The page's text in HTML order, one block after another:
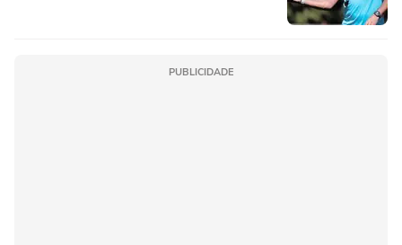
PUBLICIDADE